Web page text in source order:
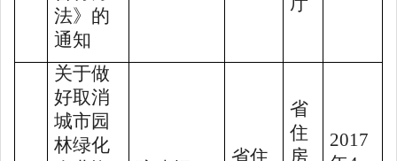
法》的
通知
关于做
好取消
城市园
林绿化
省住
省
住
房
2017